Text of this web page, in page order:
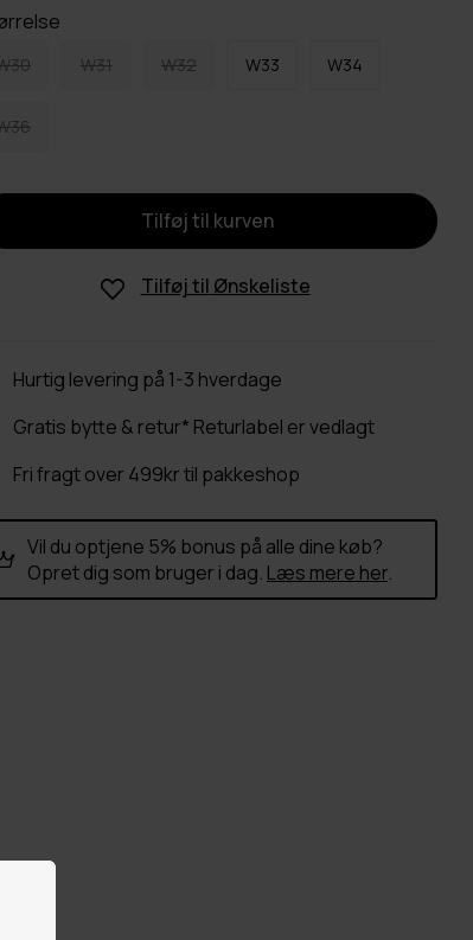
W31 W32 W33 W34
Tilføj til Ønskeliste
Hurtig levering på 1-3 hverdage
Gratis bytte & retur* Returlabel er vedlagt
Fri fragt over 499kr til pakkeshop
Vil du optjene 5% bonus på alle dine køb?
Opret dig som bruger i dag. Læs mere her.